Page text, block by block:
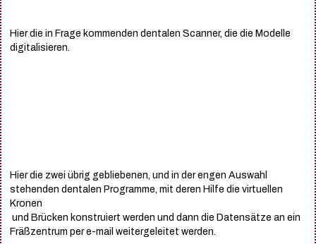
Hier die in Frage kommenden dentalen Scanner, die die Modelle
digitalisieren.
Hier die zwei übrig gebliebenen, und in der engen Auswahl
stehenden dentalen Programme, mit deren Hilfe die virtuellen
Kronen
und Brücken konstruiert werden und dann die Datensätze an ein
Fräßzentrum per e-mail weitergeleitet werden.